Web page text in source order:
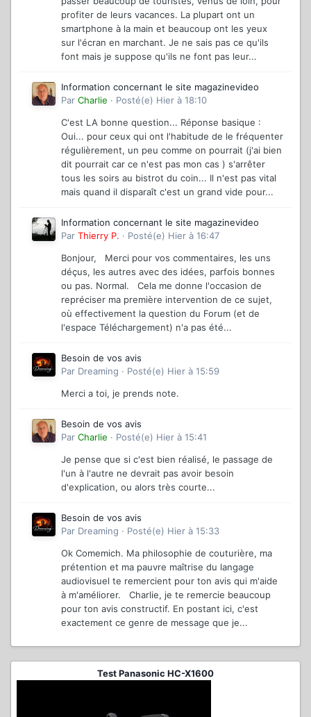
profiter de leurs vacances. La plupart ont un
smartphone à la main et beaucoup ont les yeux
sur l'écran en marchant. Je ne sais pas ce qu'ils
font mais je suppose qu'ils ne font pas leur...
Information concernant le site magazinevideo
Par Charlie · Posté(e) Hier à 18:10
C'est LA bonne question... Réponse basique :
Oui... pour ceux qui ont l'habitude de le fréquenter
régulièrement, un peu comme on pourrait (j'ai bien
dit pourrait car ce n'est pas mon cas ) s'arrêter
tous les soirs au bistrot du coin... Il n'est pas vital
mais quand il disparaît c'est un grand vide pour...
Information concernant le site magazinevideo
Par Thierry P. · Posté(e) Hier à 16:47
Bonjour, Merci pour vos commentaires, les uns
déçus, les autres avec des idées, parfois bonnes
ou pas. Normal. Cela me donne l'occasion de
repréciser ma première intervention de ce sujet,
où effectivement la question du Forum (et de
l'espace Téléchargement) n'a pas été...
Besoin de vos avis
Par Dreaming · Posté(e) Hier à 15:59
Merci a toi, je prends note.
Besoin de vos avis
Par Charlie · Posté(e) Hier à 15:41
Je pense que si c'est bien réalisé, le passage de
l'un à l'autre ne devrait pas avoir besoin
d'explication, ou alors très courte...
Besoin de vos avis
Par Dreaming · Posté(e) Hier à 15:33
Ok Comemich. Ma philosophie de couturière, ma
prétention et ma pauvre maîtrise du langage
audiovisuel te remercient pour ton avis qui m'aide
à m'améliorer. Charlie, je te remercie beaucoup
pour ton avis constructif. En postant ici, c'est
exactement ce genre de message que je...
Test Panasonic HC-X1600